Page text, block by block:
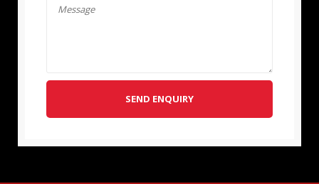
SEND ENQUIRY